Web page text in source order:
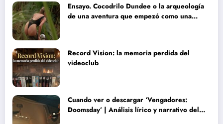
Ensayo. Cocodrilo Dundee o la arqueología
de una aventura que empezó como una
Record Vision: la memoria perdida del
videoclub
Cuando ver o descargar ‘Vengadores:
Doomsday’ | Análisis lírico y narrativo del